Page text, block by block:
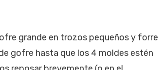
grande en trozos pequeños y forre
gofre hasta que los 4 moldes estén